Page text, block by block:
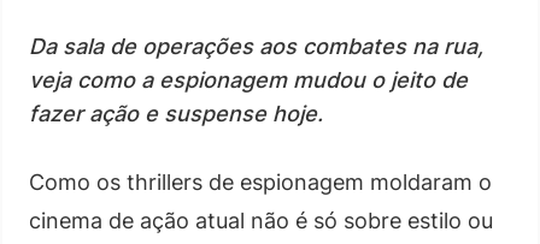
Da sala de operações aos combates na rua,
veja como a espionagem mudou o jeito de
fazer ação e suspense hoje.
Como os thrillers de espionagem moldaram o
cinema de ação atual não é só sobre estilo ou